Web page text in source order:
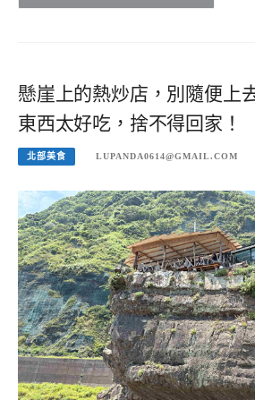
懸崖上的熱炒店，別隨便上
東西太好吃，捨不得回家！
北部美食 LUPANDA0614@GMAIL.COM